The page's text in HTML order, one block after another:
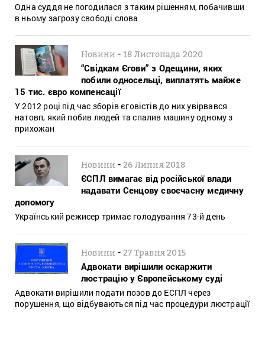
Одна суддя не погодилася з таким рішенням, побачивши
в ньому загрозу свободі слова
Новини -18 Листопада 2020
“Свідкам Єгови” з Одещини, яких
побили односельці, виплатять майже
15 тис. євро компенсації
У 2012 році під час зборів єговістів до них увірвався
натовп, який побив людей та спалив машину одному з
прихожан
Новини -26 Липня 2018
ЄСПЛ вимагає від російської влади
надавати Сенцову своєчасну медичну
допомогу
Український режисер тримає голодування 73-й день
Новини -27 Травня 2015
Адвокати вирішили оскаржити
люстрацію у Європейському суді
Адвокати вирішили подати позов до ЕСПЛ через
порушення, що відбуваються під час процедури люстрації